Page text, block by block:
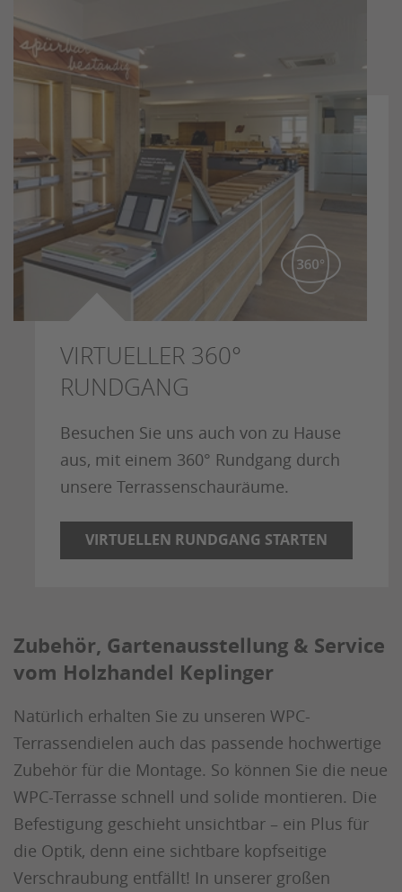
VIRTUELLER 360°
RUNDGANG
Besuchen Sie uns auch von zu Hause
aus, mit einem 360° Rundgang durch
unsere Terrassenschauräume.
VIRTUELLEN RUNDGANG STARTEN
Zubehör, Gartenausstellung & Service
vom Holzhandel Keplinger
Natürlich erhalten Sie zu unseren WPC-
Terrassendielen auch das passende hochwertige
Zubehör für die Montage. So können Sie die neue
WPC-Terrasse schnell und solide montieren. Die
Befestigung geschieht unsichtbar – ein Plus für
die Optik, denn eine sichtbare kopfseitige
Verschraubung entfällt! In unserer großen